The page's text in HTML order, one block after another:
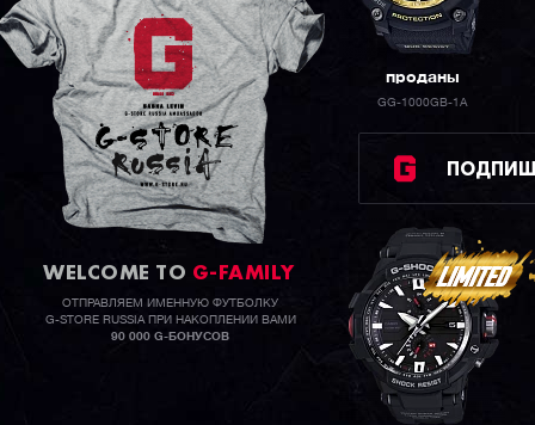
WELCOME TO G-FAMILY
ОТПРАВЛЯЕМ ИМЕННУЮ ФУТБОЛКУ
G-STORE RUSSIA ПРИ НАКОПЛЕНИИ ВАМИ
90 000 G-БОНУСОВ
проданы
GG-1000GB-1A